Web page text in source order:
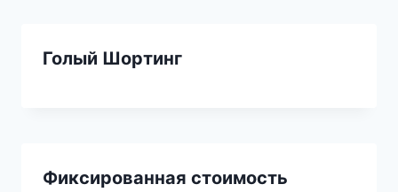
Голый Шортинг
Фиксированная стоимость